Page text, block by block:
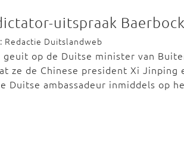
uitspraak Baerbock
Redactie Duitslandweb
op de Duitse minister van
ze de Chinese president Xi
Duitse ambassadeur inmiddels op